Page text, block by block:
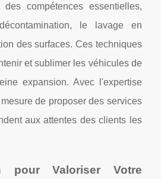
des compétences essentielles,
le lavage en
des surfaces. Ces techniques
et sublimer les véhicules de
expansion. Avec l'expertise
de proposer des services
aux attentes des clients les
pour Valoriser Votre